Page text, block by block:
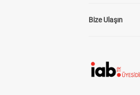
Bize Ulaşın